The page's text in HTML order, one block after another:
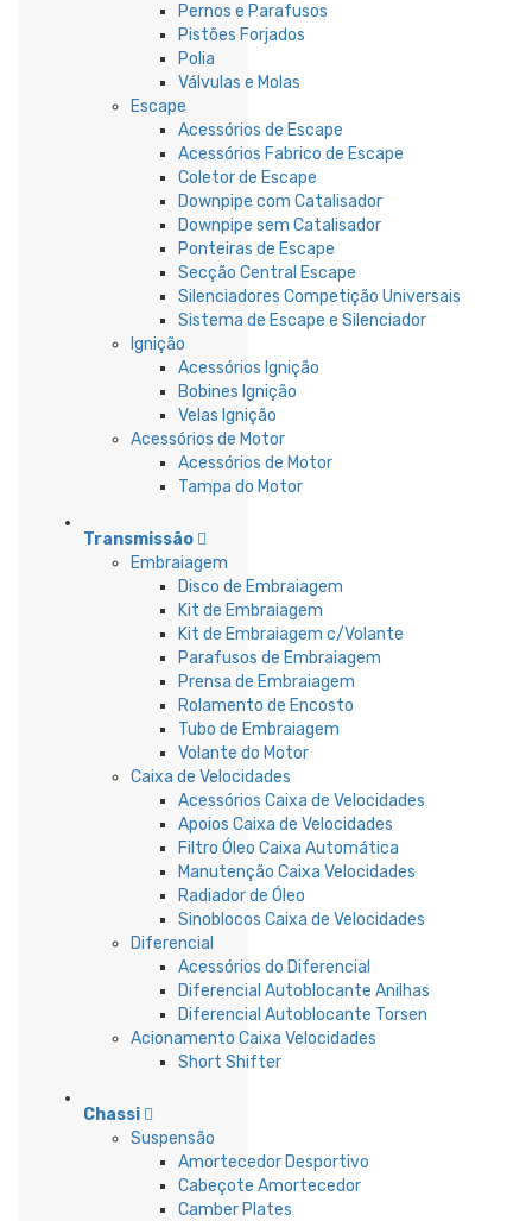
Pernos e Parafusos
Pistões Forjados
Polia
Válvulas e Molas
Escape
Acessórios de Escape
Acessórios Fabrico de Escape
Coletor de Escape
Downpipe com Catalisador
Downpipe sem Catalisador
Ponteiras de Escape
Secção Central Escape
Silenciadores Competição Universais
Sistema de Escape e Silenciador
Ignição
Acessórios Ignição
Bobines Ignição
Velas Ignição
Acessórios de Motor
Acessórios de Motor
Tampa do Motor
Transmissão
Embraiagem
Disco de Embraiagem
Kit de Embraiagem
Kit de Embraiagem c/Volante
Parafusos de Embraiagem
Prensa de Embraiagem
Rolamento de Encosto
Tubo de Embraiagem
Volante do Motor
Caixa de Velocidades
Acessórios Caixa de Velocidades
Apoios Caixa de Velocidades
Filtro Óleo Caixa Automática
Manutenção Caixa Velocidades
Radiador de Óleo
Sinoblocos Caixa de Velocidades
Diferencial
Acessórios do Diferencial
Diferencial Autoblocante Anilhas
Diferencial Autoblocante Torsen
Acionamento Caixa Velocidades
Short Shifter
Chassi
Suspensão
Amortecedor Desportivo
Cabeçote Amortecedor
Camber Plates